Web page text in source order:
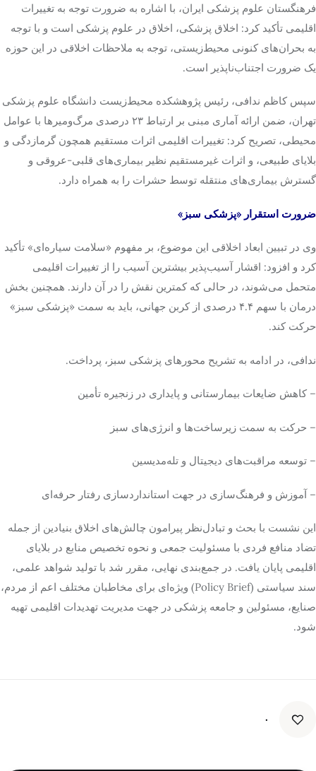
فرهنگستان علوم پزشکی ایران، با اشاره به ضرورت توجه به تغییرات
اقلیمی تأکید کرد: اخلاق پزشکی، اخلاق در علوم پزشکی است و با توجه
به بحران‌های کنونی محیط‌زیستی، توجه به ملاحظات اخلاقی در این حوزه
یک ضرورت اجتناب‌ناپذیر است.
سپس کاظم ندافی، رئیس پژوهشکده محیط‌زیست دانشگاه علوم پزشکی
تهران، ضمن ارائه آماری مبنی بر ارتباط ۲۳ درصدی مرگ‌ومیرها با عوامل
محیطی، تصریح کرد: تغییرات اقلیمی اثرات مستقیم همچون گرمازدگی و
بلایای طبیعی، و اثرات غیرمستقیم نظیر بیماری‌های قلبی-عروقی و
گسترش بیماری‌های منتقله توسط حشرات را به همراه دارد.
ضرورت استقرار «پزشکی سبز»
وی در تبیین ابعاد اخلاقی این موضوع، بر مفهوم «سلامت سیاره‌ای» تأکید
کرد و افزود: اقشار آسیب‌پذیر بیشترین آسیب را از تغییرات اقلیمی
متحمل می‌شوند، در حالی که کمترین نقش را در آن دارند. همچنین بخش
درمان با سهم ۴.۴ درصدی از کربن جهانی، باید به سمت «پزشکی سبز»
حرکت کند.
ندافی، در ادامه به تشریح محورهای پزشکی سبز، پرداخت.
– کاهش ضایعات بیمارستانی و پایداری در زنجیره تأمین
– حرکت به سمت زیرساخت‌ها و انرژی‌های سبز
– توسعه مراقبت‌های دیجیتال و تله‌مدیسین
– آموزش و فرهنگ‌سازی در جهت استانداردسازی رفتار حرفه‌ای
این نشست با بحث و تبادل‌نظر پیرامون چالش‌های اخلاق بنیادین از جمله
تضاد منافع فردی با مسئولیت جمعی و نحوه تخصیص منابع در بلایای
اقلیمی پایان یافت. در جمع‌بندی نهایی، مقرر شد با تولید شواهد علمی،
سند سیاستی (Policy Brief) ویژه‌ای برای مخاطبان مختلف اعم از مردم،
صنایع، مسئولین و جامعه پزشکی در جهت مدیریت تهدیدات اقلیمی تهیه
شود.
۰